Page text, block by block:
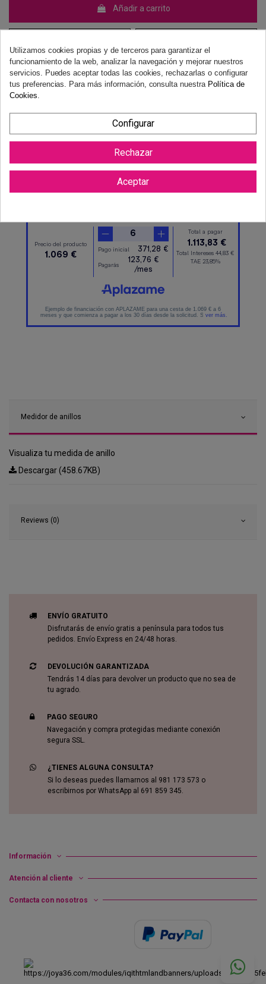
Añadir a carrito
Derecho de desistimiento
necesidad de justificación.Más información
Medidor de anillos
Visualiza tu medida de anillo
Descargar (458.67KB)
Reviews (0)
ENVÍO GRATUITO
Disfrutarás de envío gratis a península para todos tus
pedidos. Envío Express en 24/48 horas.
DEVOLUCIÓN GARANTIZADA
Tendrás 14 días para devolver un producto que no sea de
tu agrado.
PAGO SEGURO
Navegación y compra protegidas mediante conexión
segura SSL.
¿TIENES ALGUNA CONSULTA?
Si lo deseas puedes llamarnos al 981 173 573 o
escribirnos por WhatsApp al 691 859 345.
Información
Atención al cliente
Contacta con nosotros
Utilizamos cookies propias y de terceros para garantizar el
funcionamiento de la web, analizar la navegación y mejorar nuestros
servicios. Puedes aceptar todas las cookies, rechazarlas o configurar
tus preferencias. Para más información, consulta nuestra Política de
Cookies
Configurar
Rechazar
Aceptar